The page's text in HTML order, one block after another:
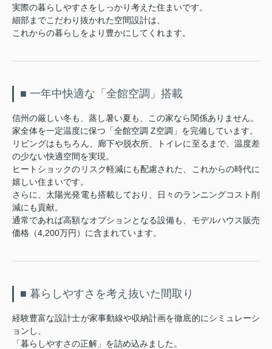
実際の暮らしやすさをしっかり考えた住まいです。
細部までこだわり抜かれた空間設計は、
これからの暮らしをより豊かにしてくれます。
■ 一年中快適な「全館空調」搭載
信州の厳しい冬も、蒸し暑い夏も、この家なら関係ありません。
家全体を一定温度に保つ「全館空調 Z空調」を完備しています。
リビングはもちろん、廊下や脱衣所、トイレに至るまで、温度差
の少ない快適空間を実現。
ヒートショックのリスク軽減にも配慮された、これからの時代に
嬉しい住まいです。
さらに、太陽光発電も搭載しており、日々のランニングコスト削
減にも貢献。
通常であれば高額なオプションとなる設備も、モデルハウス販売
価格（4,200万円）に含まれています。
■ 暮らしやすさを考え抜いた間取り
経験豊富な設計士が家事動線や収納計画を徹底的にシミュレーシ
ョンし、
「暮らしやすさの正解」を詰め込みました。